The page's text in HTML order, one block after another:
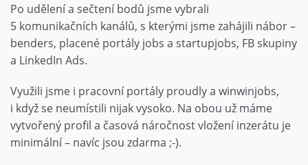
Po udělení a sečtení bodů jsme vybrali
5 komunikačních kanálů, s kterými jsme zahájili nábor –
benders, placené portály jobs a startupjobs, FB skupiny
a LinkedIn Ads.
Využili jsme i pracovní portály proudly a winwinjobs,
i když se neumístili nijak vysoko. Na obou už máme
vytvořený profil a časová náročnost vložení inzerátu je
minimální – navíc jsou zdarma ;-).